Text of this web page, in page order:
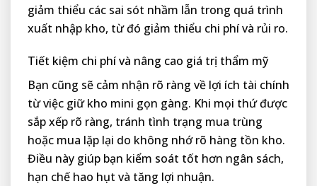
giảm thiểu các sai sót nhầm lẫn trong quá trình
xuất nhập kho, từ đó giảm thiểu chi phí và rủi ro.
Tiết kiệm chi phí và nâng cao giá trị thẩm mỹ
Bạn cũng sẽ cảm nhận rõ ràng về lợi ích tài chính
từ việc giữ kho mini gọn gàng. Khi mọi thứ được
sắp xếp rõ ràng, tránh tình trạng mua trùng
hoặc mua lặp lại do không nhớ rõ hàng tồn kho.
Điều này giúp bạn kiểm soát tốt hơn ngân sách,
hạn chế hao hụt và tăng lợi nhuận.